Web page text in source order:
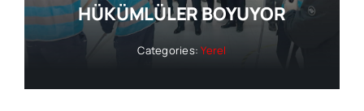
HÜKÜMLÜLER BOYUYOR
Categories:Yerel